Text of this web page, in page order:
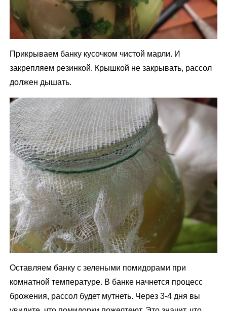
Прикрываем банку кусочком чистой марли. И
закрепляем резинкой. Крышкой не закрывать, рассол
должен дышать.
Оставляем банку с зелеными помидорами при
комнатной температуре. В банке начнется процесс
брожения, рассол будет мутнеть. Через 3-4 дня вы